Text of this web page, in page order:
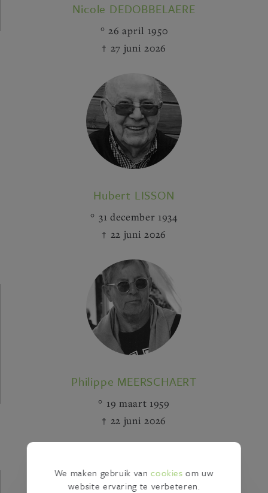
Nicole DEDOBBELAERE
26 april 1950
27 juni 2026
Hubert LISSON
31 december 1934
22 juni 2026
Philippe MEERSCHAERT
19 maart 1959
22 juni 2026
We maken gebruik vancookies om uw
website ervaring te verbeteren.